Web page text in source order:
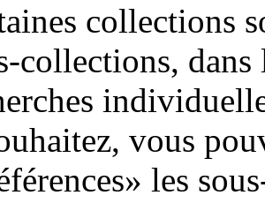
collections
collections,
vous
les